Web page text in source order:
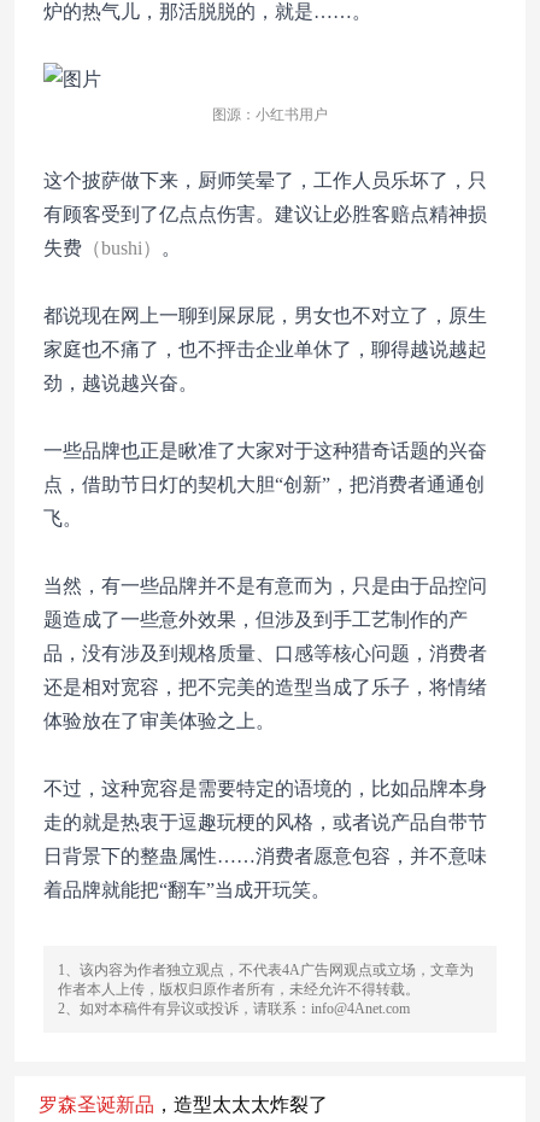
炉的热气儿，那活脱脱的，就是……。
图源：小红书用户
这个披萨做下来，厨师笑晕了，工作人员乐坏了，只
有顾客受到了亿点点伤害。建议让必胜客赔点精神损
失费 （bushi） 。
都说现在网上一聊到屎尿屁，男女也不对立了，原生
家庭也不痛了，也不抨击企业单休了，聊得越说越起
劲，越说越兴奋。
一些品牌也正是瞅准了大家对于这种猎奇话题的兴奋
点，借助节日灯的契机大胆“创新”，把消费者通通创
飞。
当然，有一些品牌并不是有意而为，只是由于品控问
题造成了一些意外效果，但涉及到手工艺制作的产
品，没有涉及到规格质量、口感等核心问题，消费者
还是相对宽容，把不完美的造型当成了乐子，将情绪
体验放在了审美体验之上。
不过，这种宽容是需要特定的语境的，比如品牌本身
走的就是热衷于逗趣玩梗的风格，或者说产品自带节
日背景下的整蛊属性……消费者愿意包容，并不意味
着品牌就能把“翻车”当成开玩笑。
1、该内容为作者独立观点，不代表4A广告网观点或立场，文章为
作者本人上传，版权归原作者所有，未经允许不得转载。
2、如对本稿件有异议或投诉，请联系：info@4Anet.com
罗森圣诞新品 ，造型太太太炸裂了